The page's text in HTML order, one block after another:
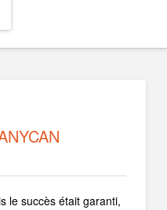
le succès était garanti,